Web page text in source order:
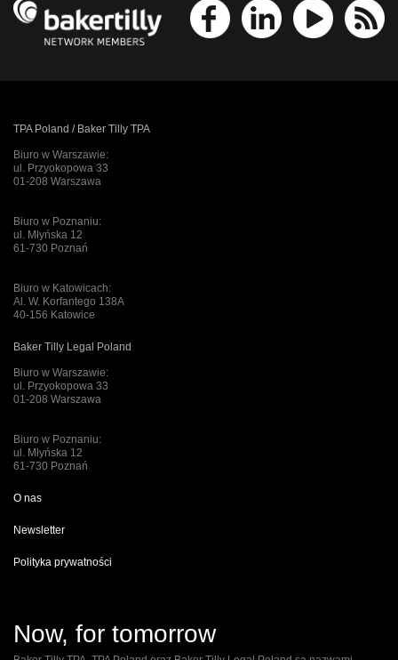
TPA Poland / Baker Tilly TPA
Biuro w Warszawie:
ul. Przyokopowa 33
01-208 Warszawa
Biuro w Poznaniu:
ul. Młyńska 12
61-730 Poznań
Biuro w Katowicach:
Al. W. Korfantego 138A
40-156 Katowice
Baker Tilly Legal Poland
Biuro w Warszawie:
ul. Przyokopowa 33
01-208 Warszawa
Biuro w Poznaniu:
ul. Młyńska 12
61-730 Poznań
O nas
Newsletter
Polityka prywatności
Now, for tomorrow